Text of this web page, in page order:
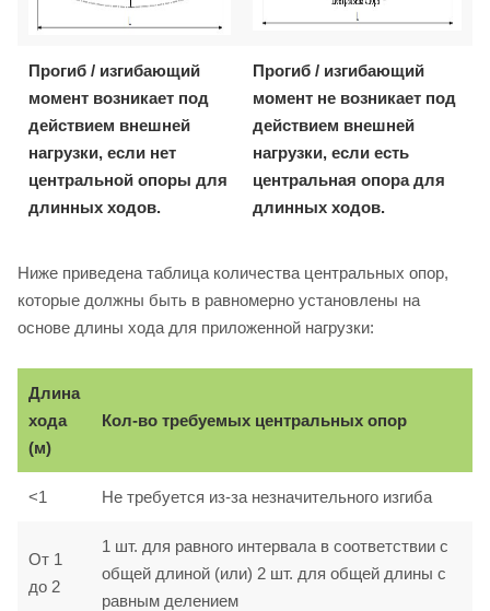
Прогиб / изгибающий
момент возникает под
действием внешней
нагрузки, если нет
центральной опоры для
длинных ходов.
Прогиб / изгибающий
момент не возникает под
действием внешней
нагрузки, если есть
центральная опора для
длинных ходов.
Ниже приведена таблица количества центральных опор,
которые должны быть в равномерно установлены на
основе длины хода для приложенной нагрузки:
Длина
хода
(м)
Кол-во требуемых центральных опор
<1 Не требуется из-за незначительного изгиба
От 1
до 2
1 шт. для равного интервала в соответствии с
общей длиной (или) 2 шт. для общей длины с
равным делением